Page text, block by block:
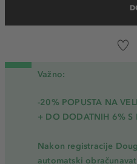
Važno:
-20% POPUSTA NA
+ DO DODATNIH 6% S
Nakon registracije
automatski